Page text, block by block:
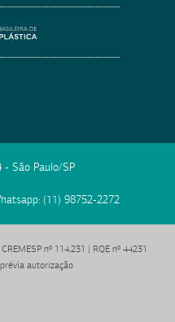
- São Paulo/SP
(11) 98752-2272
nº 114.231 | RQE nº 44231
autorização